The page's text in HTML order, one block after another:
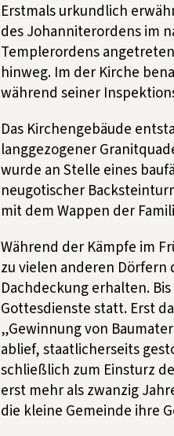
Erstmals urkundlich
des Johanniterordens im
Templerordens
hinweg. Im der Kirche
während seiner
Das Kirchengebäude
langgezogener
wurde an Stelle eines
neugotischer
mit dem Wappen der
Während der Kämpfe im
zu vielen anderen
Dachdeckung erhalten.
Gottesdienste statt. Erst
„Gewinnung von
ablief, staatlicherseits
schließlich zum Einsturz
erst mehr als zwanzig
die kleine Gemeinde ihre